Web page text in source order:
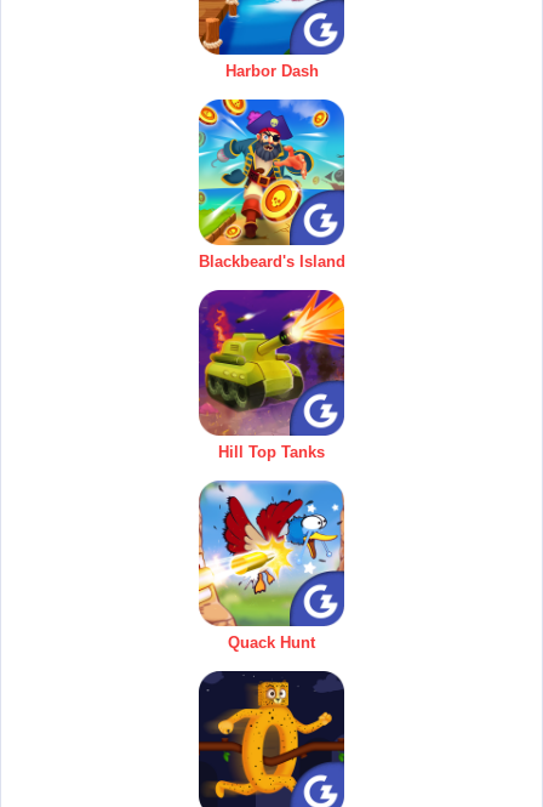
Harbor Dash
Blackbeard's Island
Hill Top Tanks
Quack Hunt